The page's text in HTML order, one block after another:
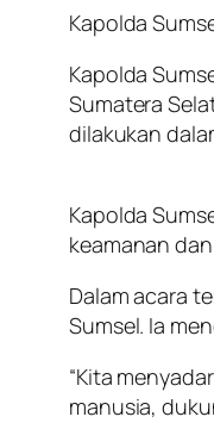
Kapolda
Kapolda
Sumatera
dilakukan
Kapolda
keamanan
Dalam acara
Sumsel. Ia
“Kita
manusia,